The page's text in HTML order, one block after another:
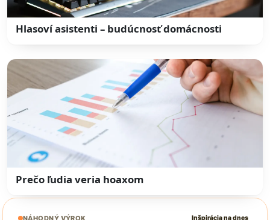
Hlasoví asistenti – budúcnosť domácnosti
Prečo ľudia veria hoaxom